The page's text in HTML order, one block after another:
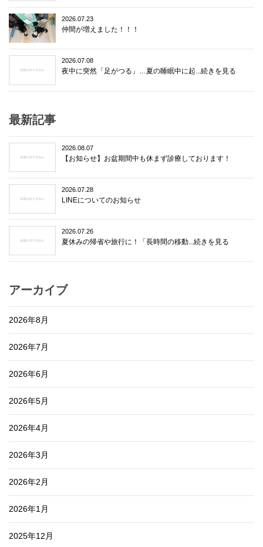
2026.07.23
仲間が増えました！！！
2026.07.08
夜中に突然「足がつる」…夏の睡眠中に起...続きを見る
最新記事
2026.08.07
【お知らせ】お盆期間中も休まず診療しております！
2026.07.28
LINEについてのお知らせ
2026.07.26
夏休みの帰省や旅行に！「長時間の移動...続きを見る
アーカイブ
2026年8月
2026年7月
2026年6月
2026年5月
2026年4月
2026年3月
2026年2月
2026年1月
2025年12月